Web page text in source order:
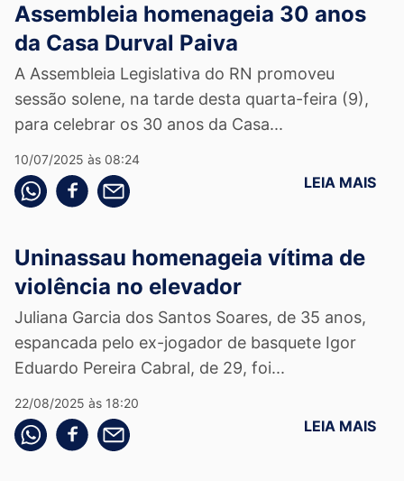
Assembleia homenageia 30 anos
da Casa Durval Paiva
A Assembleia Legislativa do RN promoveu
sessão solene, na tarde desta quarta-feira (9),
para celebrar os 30 anos da Casa...
10/07/2025 às 08:24
Compartilhe pelo whatsapp
Compartilhar no facebook
Compartilhe pelo email LEIA MAIS
Uninassau homenageia vítima de
violência no elevador
Juliana Garcia dos Santos Soares, de 35 anos,
espancada pelo ex-jogador de basquete Igor
Eduardo Pereira Cabral, de 29, foi...
22/08/2025 às 18:20
Compartilhe pelo whatsapp
Compartilhar no facebook
Compartilhe pelo email LEIA MAIS